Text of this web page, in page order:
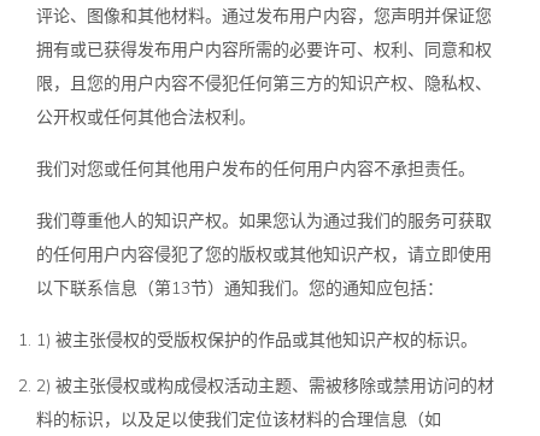
评论、图像和其他材料。通过发布用户内容，您声明并保证您
拥有或已获得发布用户内容所需的必要许可、权利、同意和权
限，且您的用户内容不侵犯任何第三方的知识产权、隐私权、
公开权或任何其他合法权利。
我们对您或任何其他用户发布的任何用户内容不承担责任。
我们尊重他人的知识产权。如果您认为通过我们的服务可获取
的任何用户内容侵犯了您的版权或其他知识产权，请立即使用
以下联系信息（第13节）通知我们。您的通知应包括：
1) 被主张侵权的受版权保护的作品或其他知识产权的标识。
2) 被主张侵权或构成侵权活动主题、需被移除或禁用访问的材
料的标识，以及足以使我们定位该材料的合理信息（如